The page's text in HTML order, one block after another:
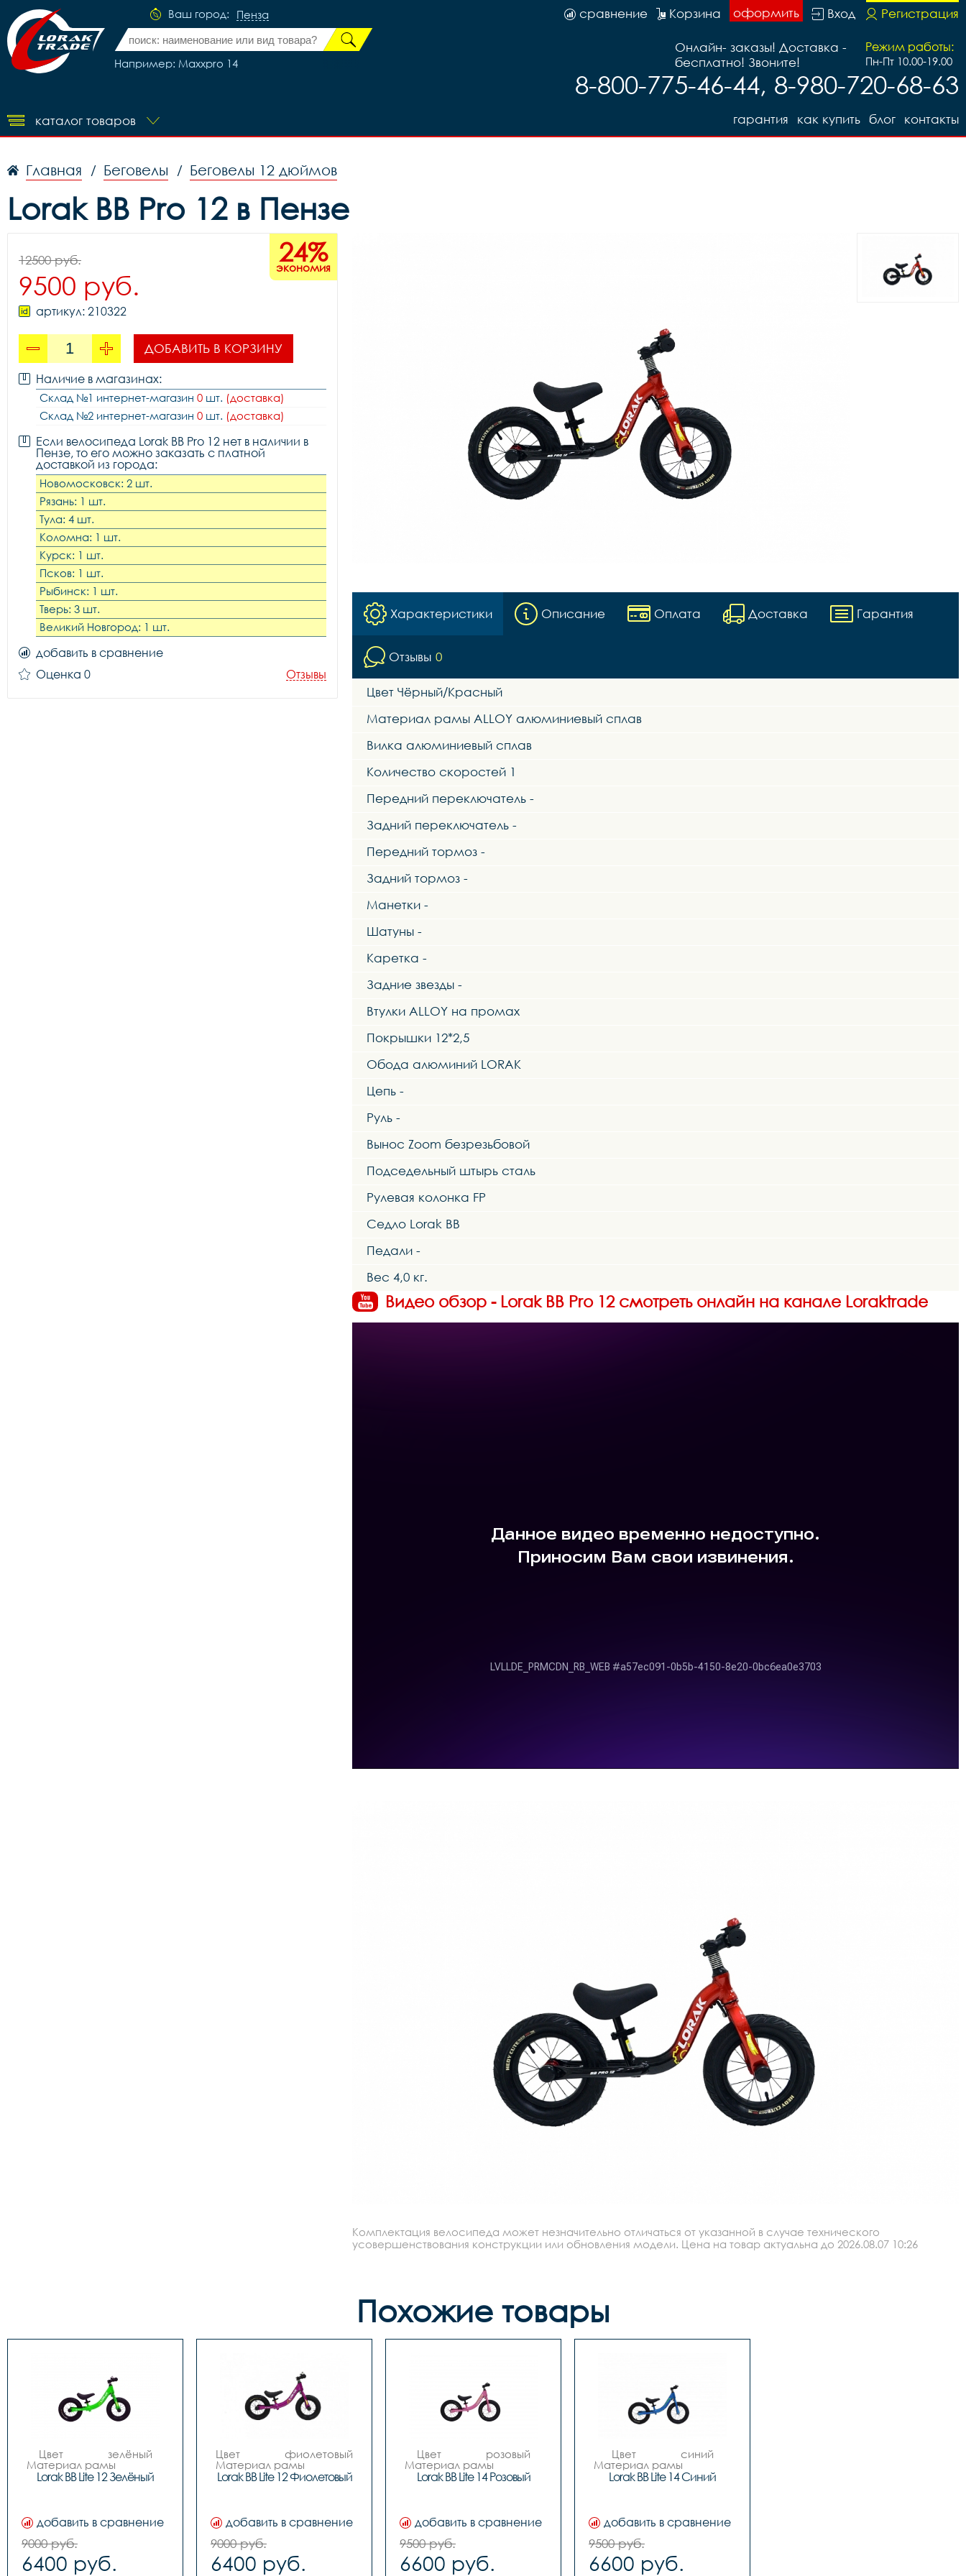
Ваш город: Пенза
Например: Maxxpro 14
Регистрация
Вход
оформить
Корзина
сравнение
Режим работы:
Пн-Пт 10.00-19.00
Онлайн- заказы! Доставка -
бесплатно! Звоните!
8-800-775-46-44, 8-980-720-68-63
каталог товаров контакты
блог
как купить
гарантия
Главная / Беговелы / Беговелы 12 дюймов
Lorak BB Pro 12 в Пензе
24%
экономия
12500 руб.
9500 руб.
артикул: 210322
ДОБАВИТЬ В КОРЗИНУ
Наличие в магазинах:
Склад №1 интернет-магазин 0 шт. (доставка)
Склад №2 интернет-магазин 0 шт. (доставка)
Если велосипеда Lorak BB Pro 12 нет в наличии в
Пензе, то его можно заказать с платной
доставкой из города:
Новомосковск: 2 шт.
Рязань: 1 шт.
Тула: 4 шт.
Коломна: 1 шт.
Курск: 1 шт.
Псков: 1 шт.
Рыбинск: 1 шт.
Тверь: 3 шт.
Великий Новгород: 1 шт.
добавить в сравнение
Оценка 0
Отзывы
Характеристики Описание Оплата Доставка Гарантия
Отзывы 0
Цвет Чёрный/Красный
Материал рамы ALLOY алюминиевый сплав
Вилка алюминиевый сплав
Количество скоростей 1
Передний переключатель -
Задний переключатель -
Передний тормоз -
Задний тормоз -
Манетки -
Шатуны -
Каретка -
Задние звезды -
Втулки ALLOY на промах
Покрышки 12*2,5
Обода алюминий LORAK
Цепь -
Руль -
Вынос Zoom безрезьбовой
Подседельный штырь сталь
Рулевая колонка FP
Седло Lorak BB
Педали -
Вес 4,0 кг.
Видео обзор - Lorak BB Pro 12 смотреть онлайн на канале Loraktrade
Комплектация велосипеда может незначительно отличаться от указанной в случае технического
усовершенствования конструкции или обновления модели. Цена на товар актуальна до 2026.08.07 10:26
Похожие товары
Цвет 		зелёный
Материал рамы
ALLOY алюминиевый
Количество скоростей
1
Передний переключатель
Задний переключатель
-
Lorak BB Lite 12 Зелёный
добавить в сравнение
9000 руб.
6400 руб.
Цвет 		фиолетовый
Материал рамы
ALLOY алюминиевый
Количество скоростей
1
Передний переключатель
Задний переключатель
-
Lorak BB Lite 12 Фиолетовый
добавить в сравнение
9000 руб.
6400 руб.
Цвет 		розовый
Материал рамы
ALLOY алюминиевый
Количество скоростей
1
Передний переключатель
Задний переключатель
-
Lorak BB Lite 14 Розовый
добавить в сравнение
9500 руб.
6600 руб.
Цвет 		синий
Материал рамы
ALLOY алюминиевый
Количество скоростей
1
Передний переключатель
Задний переключатель
-
Lorak BB Lite 14 Синий
добавить в сравнение
9500 руб.
6600 руб.